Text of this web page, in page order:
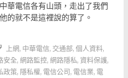
華電信各有山頭，走出了我們
的就不是這裡說的算了。
上網, 中華電信, 交通部, 個人資料,
安全, 網路監控, 網路隱私, 資料保護,
政策, 隱私權, 電信公司, 電信業, 電